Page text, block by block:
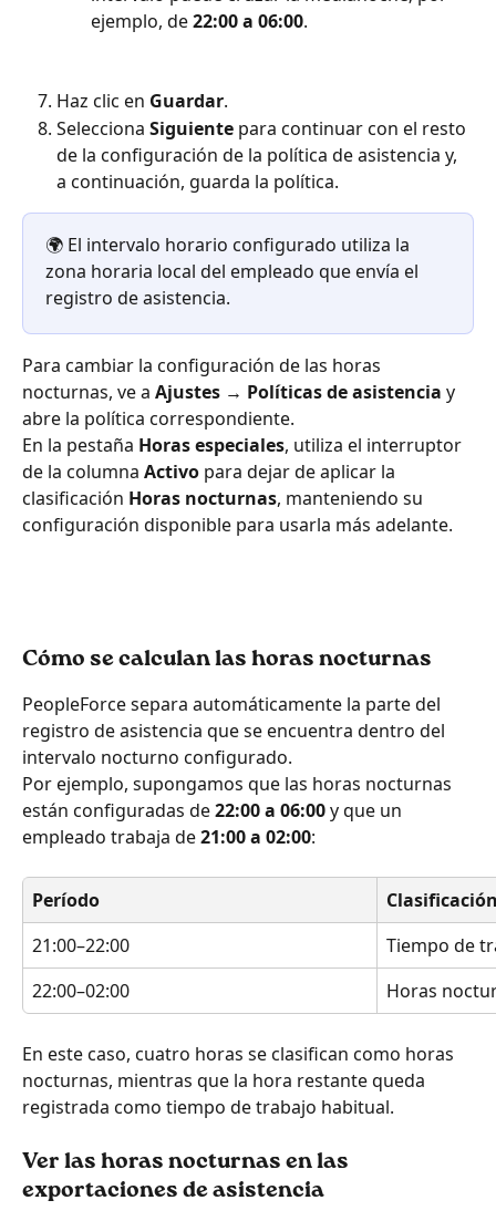
ejemplo, de 22:00 a 06:00.
Haz clic en Guardar.
Selecciona Siguiente para continuar con el resto
de la configuración de la política de asistencia y,
a continuación, guarda la política.
🌍 El intervalo horario configurado utiliza la
zona horaria local del empleado que envía el
registro de asistencia.
Para cambiar la configuración de las horas
nocturnas, ve a Ajustes → Políticas de asistencia y
abre la política correspondiente.
En la pestaña Horas especiales, utiliza el interruptor
de la columna Activo para dejar de aplicar la
clasificación Horas nocturnas, manteniendo su
configuración disponible para usarla más adelante.
Cómo se calculan las horas nocturnas
PeopleForce separa automáticamente la parte del
registro de asistencia que se encuentra dentro del
intervalo nocturno configurado.
Por ejemplo, supongamos que las horas nocturnas
están configuradas de 22:00 a 06:00 y que un
empleado trabaja de 21:00 a 02:00:
Período
21:00–22:00
Tiempo de
22:00–02:00
Horas
En este caso, cuatro horas se clasifican como horas
nocturnas, mientras que la hora restante queda
registrada como tiempo de trabajo habitual.
Ver las horas nocturnas en las
exportaciones de asistencia